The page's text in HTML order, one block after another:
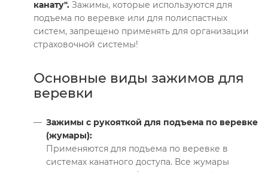
канату". Зажимы, которые используются для
подъема по веревке или для полиспастных
систем, запрещено применять для организации
страховочной системы!
Основные виды зажимов для
веревки
Зажимы с рукояткой для подъема по веревке
(жумары):
Применяются для подъема по веревке в
системах канатного доступа. Все жумары